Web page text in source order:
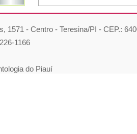
1571 - Centro - Teresina/PI - CEP.:
1166
do Piauí